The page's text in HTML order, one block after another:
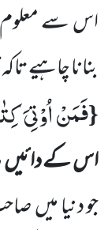
اس سے معلوم
بنانا چاہیے
{فَمَنْ اُوْتِیَ
اس کے دائیں
جو دنیا میں